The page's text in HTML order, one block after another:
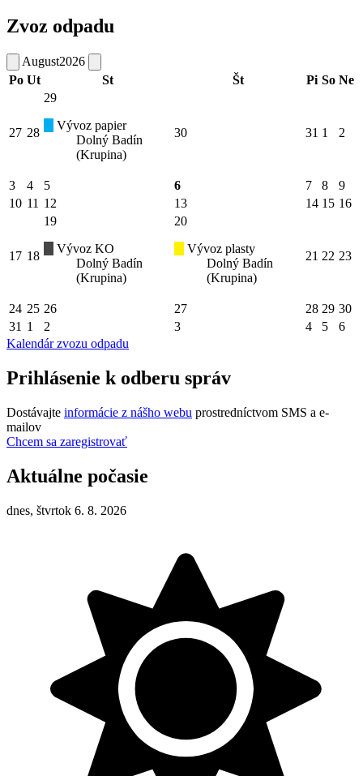
Zvoz odpadu
August2026
Po Ut St Št Pi So Ne
27 28
29
Vývoz papier
Dolný Badín
(Krupina)
30 31 1 2
3 4 5 6 7 8
9
10 11 12 13 14 15 16
17 18
19
Vývoz KO
Dolný Badín
(Krupina)
20
Vývoz plasty
Dolný Badín
(Krupina)
21 22 23
24 25 26 27 28 29 30
31 1 2 3 4 5
6
Kalendár zvozu odpadu
Prihlásenie k odberu správ
Dostávajte informácie z nášho webu prostredníctvom SMS a e-
mailov
Chcem sa zaregistrovať
Aktuálne počasie
dnes, štvrtok 6. 8. 2026